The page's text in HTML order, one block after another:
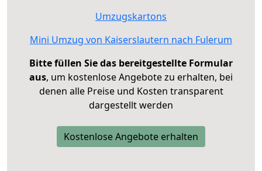
Umzugskartons
Mini Umzug von Kaiserslautern nach Fulerum
Bitte füllen Sie das bereitgestellte Formular
aus, um kostenlose Angebote zu erhalten, bei
denen alle Preise und Kosten transparent
dargestellt werden
Kostenlose Angebote erhalten